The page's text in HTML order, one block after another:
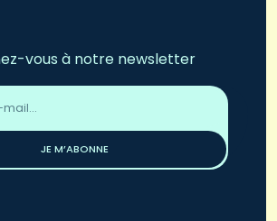
vous à notre newsletter
JE M’ABONNE